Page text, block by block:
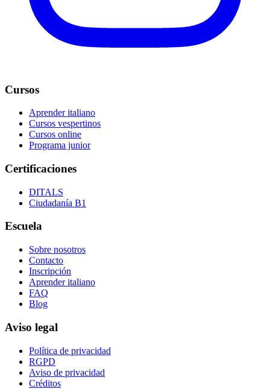
Cursos
Aprender italiano
Cursos vespertinos
Cursos online
Programa junior
Certificaciones
DITALS
Ciudadanía B1
Escuela
Sobre nosotros
Contacto
Inscripción
Aprender italiano
FAQ
Blog
Aviso legal
Política de privacidad
RGPD
Aviso de privacidad
Créditos